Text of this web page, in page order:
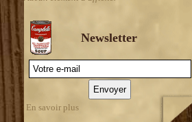
Newsletter
En savoir plus